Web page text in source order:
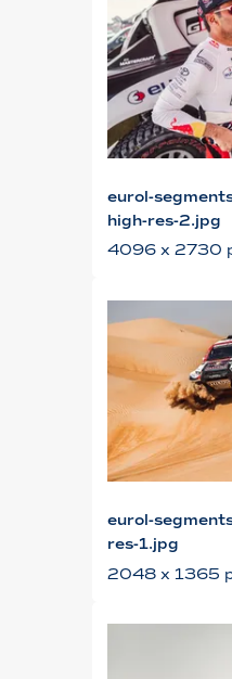
eurol-
high-res-2.jpg
4096 x 2730
eurol-
res-1.jpg
2048 x 1365